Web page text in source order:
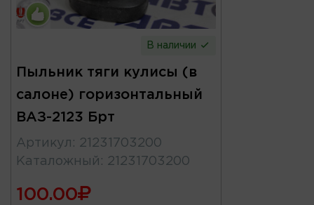
В наличии
Пыльник тяги кулисы (в
салоне) горизонтальный
ВАЗ-2123 Брт
Артикул : 21231703200
Каталожный : 21231703200
100.00